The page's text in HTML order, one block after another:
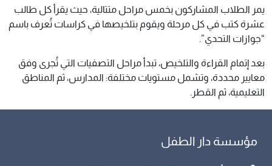
يمر الطلاب المشاركون بخمس مراحل متتالية، حيث يقرأ كل طالب
عشرة كتب في كل مرحلة ويقوم بتلخيصها في كراسات تُعرف باسم
“جوازات التحدي”.
بعد إتمام القراءة والتلخيص، تبدأ مراحل التصفيات التي تُجرى وفق
معايير محددة، وتشمل مستويات مختلفة: المدارس، ثم المناطق
التعليمية، ثم القطر.
مؤسسة دار الطفل